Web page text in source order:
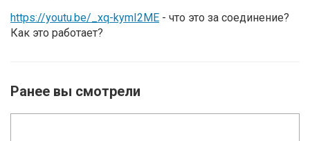
https://youtu.be/_xq-kymI2ME - что это за соединение?
Как это работает?
Ранее вы смотрели